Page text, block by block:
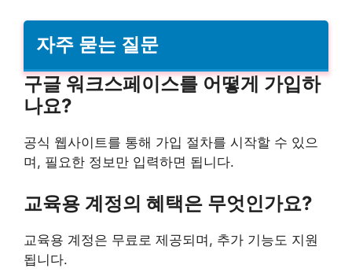
자주 묻는 질문
구글 워크스페이스를 어떻게 가입하
나요?
공식 웹사이트를 통해 가입 절차를 시작할 수 있으
며, 필요한 정보만 입력하면 됩니다.
교육용 계정의 혜택은 무엇인가요?
교육용 계정은 무료로 제공되며, 추가 기능도 지원
됩니다.